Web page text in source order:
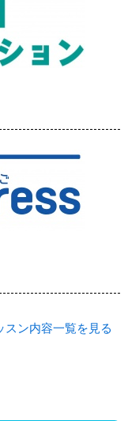
スン内容一覧を見る